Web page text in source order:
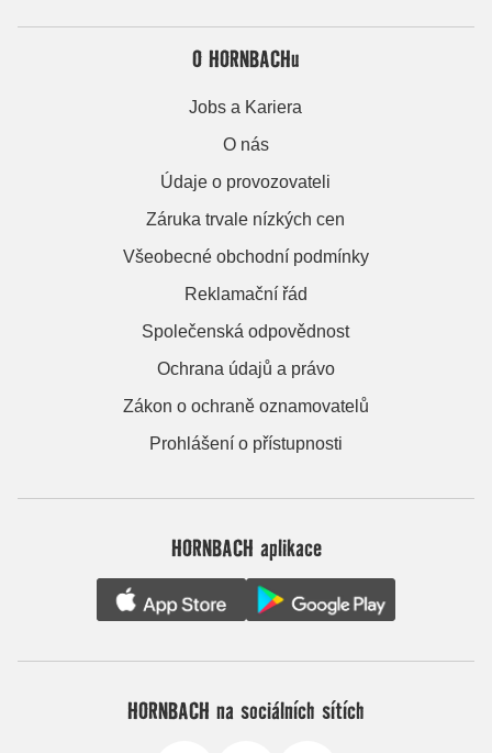
O HORNBACHu
Jobs a Kariera
O nás
Údaje o provozovateli
Záruka trvale nízkých cen
Všeobecné obchodní podmínky
Reklamační řád
Společenská odpovědnost
Ochrana údajů a právo
Zákon o ochraně oznamovatelů
Prohlášení o přístupnosti
HORNBACH aplikace
HORNBACH na sociálních sítích